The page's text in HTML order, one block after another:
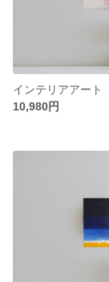
10,980円